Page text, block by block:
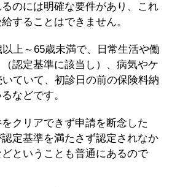
のには明確な要件があり、これ
することはできません。
上～65歳未満で、日常生活や働
認定基準に該当し）、病気やケ
ていて、初診日の前の保険料納
などです。
クリアできず申請を断念した
定基準を満たさず認定されなか
ということも普通にあるので